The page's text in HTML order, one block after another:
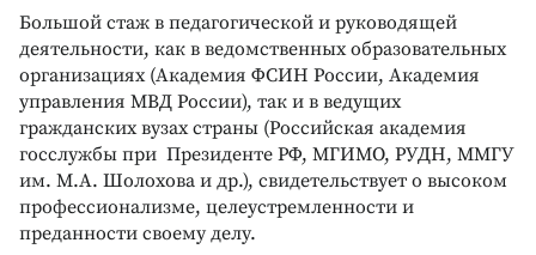
Большой стаж в педагогической и руководящей
деятельности, как в ведомственных образовательных
организациях (Академия ФСИН России, Академия
управления МВД России), так и в ведущих
гражданских вузах страны (Российская академия
госслужбы при Президенте РФ, МГИМО, РУДН, ММГУ
им. М.А. Шолохова и др.), свидетельствует о высоком
профессионализме, целеустремленности и
преданности своему делу.